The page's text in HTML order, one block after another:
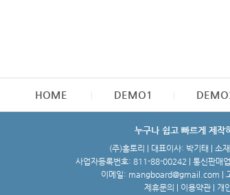
HOME DEMO1
누구나 쉽고 빠르게 제작
(주)홈토리 | 대표이사: 박기태 | 소
사업자등록번호: 811-88-00242 | 통신판매
이메일: mangboard@gmail.com |
제휴문의
이용약관 개